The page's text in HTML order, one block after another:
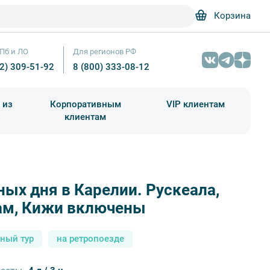
Корзина
и ЛО
309-51-92
Для регионов РФ
8 (800) 333-08-12
Корпоративным
клиентам
VIP клиентам
дня в Карелии. Рускеала,
Кижи включены
Горный парк «Рускеала» – Фотобанк Лори / Сергей
тур на ретропоезде